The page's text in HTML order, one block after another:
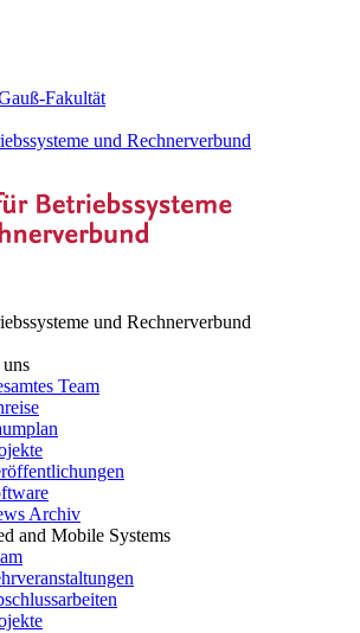
Fakultät
und Rechnerverbund
und Rechnerverbund
Team
Archiv
and Mobile Systems